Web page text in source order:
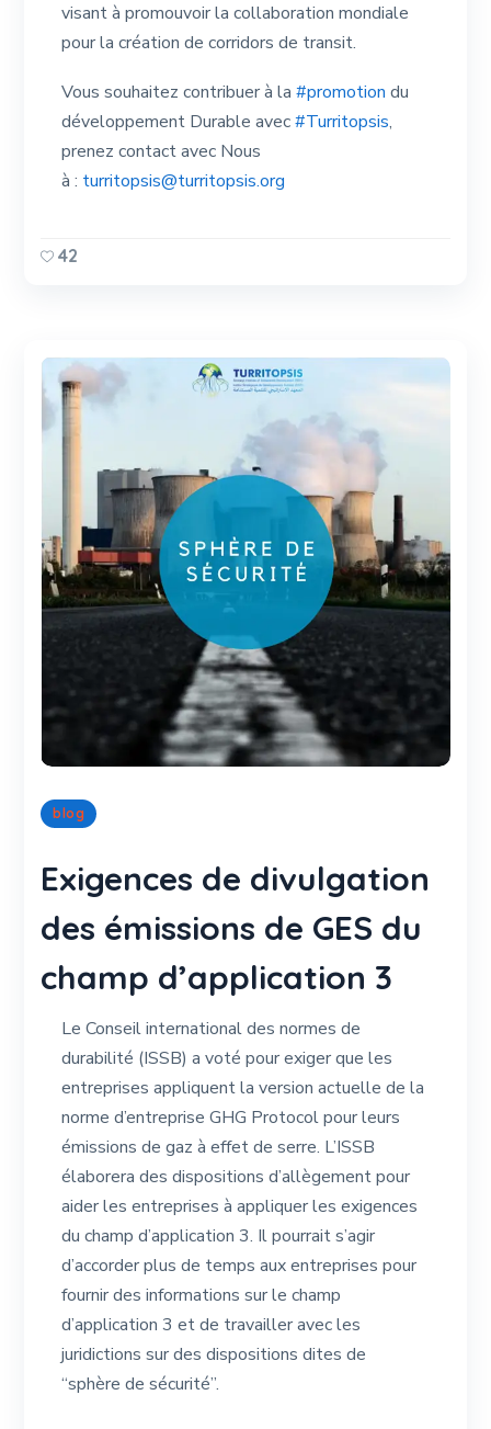
visant à promouvoir la collaboration mondiale
pour la création de corridors de transit.
Vous souhaitez contribuer à la#promotion du
développement Durable avec#Turritopsis,
prenez contact avec Nous
à : turritopsis@turritopsis.org
42
blog
Exigences de divulgation
des émissions de GES du
champ d’application 3
Le Conseil international des normes de
durabilité (ISSB) a voté pour exiger que les
entreprises appliquent la version actuelle de la
norme d’entreprise GHG Protocol pour leurs
émissions de gaz à effet de serre. L’ISSB
élaborera des dispositions d’allègement pour
aider les entreprises à appliquer les exigences
du champ d’application 3. Il pourrait s’agir
d’accorder plus de temps aux entreprises pour
fournir des informations sur le champ
d’application 3 et de travailler avec les
juridictions sur des dispositions dites de
“sphère de sécurité”.